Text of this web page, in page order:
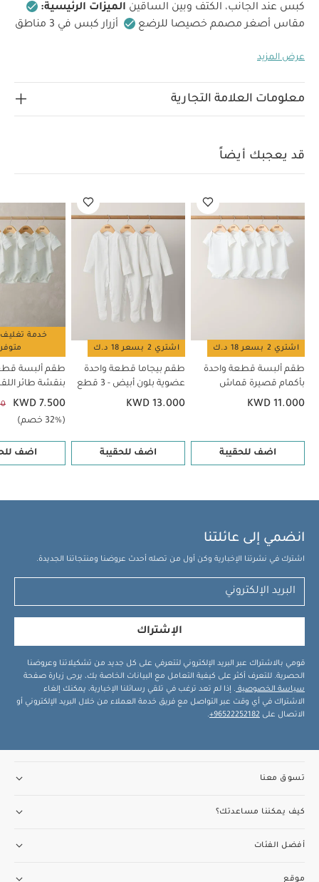
كبس عند الجانب، الكتف وبين الساقين الميزات الرئيسية:
مقاس أصغر مصمم خصيصا للرضع
أزرار كبس في 3 مناطق
الحساسة
منخفضة
كي بدرجة حرارة منخفضة
النار، تنظيف بالغسالة
بأكمام قصيرة قماش عضوي بلون أبيض - 5 قطع
طقم ألبسة قطعة واحدة بدون أكمام قماش عضوي
بلون أبيض - 5 قطع
قطع
عرض المزيد
معلومات العلامة التجارية
قد يعجبك أيضاً
اشتري 2 بسعر 18 د.ك
طقم ألبسة قطعة واحدة
بأكمام قصيرة قماش
عضوي بلون أبيض - 5 قطع
KWD 11.000
اضف للحقيبة
اشتري 2 بسعر 18 د.ك
طقم بيجاما قطعة واحدة
عضوية بلون أبيض - 3 قطع
KWD 13.000
اضف للحقيبة
خدمة تغليف
طقم ألبسة
بنقشة طائر اللقلق
KWD 7.500
(32% خصم)
اضف
انضمي إلى عائلتنا
اشترك في نشرتنا الإخبارية وكن أول من تصله أحدث عروضنا ومنتجاتنا الجديدة.
الإشتراك
قومي بالاشتراك عبر البريد الإلكتروني لتتعرفي على كل جديد من تشكيلاتنا وعروضنا
الحصرية. للتعرف أكثر على كيفية التعامل مع البيانات الخاصة بك، يرجى زيارة صفحة
سياسة الخصوصية . إذا لم تعد ترغب في تلقي رسائلنا الإخبارية، يمكنك إلغاء
الاشتراك في أي وقت عبر التواصل مع فريق خدمة العملاء من خلال البريد الإلكتروني أو
الاتصال على 96522252182+
.
تسوق معنا
كيف يمكننا مساعدتك؟
أفضل الفئات
موقع